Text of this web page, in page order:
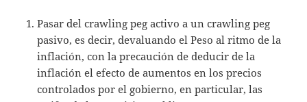
Pasar del crawling peg activo a un crawling peg
pasivo, es decir, devaluando el Peso al ritmo de la
inflación, con la precaución de deducir de la
inflación el efecto de aumentos en los precios
controlados por el gobierno, en particular, las